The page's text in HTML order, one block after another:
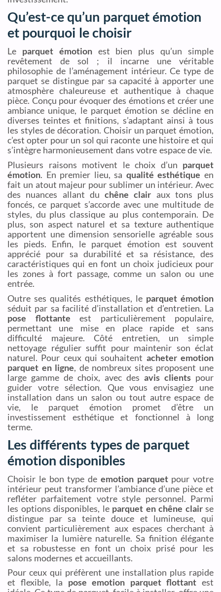
Qu’est-ce qu’un parquet émotion
et pourquoi le choisir
Le parquet émotionest bien plus qu’un simple
revêtement de sol ; il incarne une véritable
philosophie de l’aménagement intérieur. Ce type de
parquet se distingue par sa capacité à apporter une
atmosphère chaleureuse et authentique à chaque
pièce. Conçu pour évoquer des émotions et créer une
ambiance unique, le parquet émotion se décline en
diverses teintes et finitions, s’adaptant ainsi à tous
les styles de décoration. Choisir un parquet émotion,
c’est opter pour un sol qui raconte une histoire et qui
s’intègre harmonieusement dans votre espace de vie.
Plusieurs raisons motivent le choix d’un parquet
émotion. En premier lieu, sa qualité esthétique en
fait un atout majeur pour sublimer un intérieur. Avec
des nuances allant du chêne clair aux tons plus
foncés, ce parquet s’accorde avec une multitude de
styles, du plus classique au plus contemporain. De
plus, son aspect naturel et sa texture authentique
apportent une dimension sensorielle agréable sous
les pieds. Enfin, le parquet émotion est souvent
apprécié pour sa durabilité et sa résistance, des
caractéristiques qui en font un choix judicieux pour
les zones à fort passage, comme un salon ou une
entrée.
Outre ses qualités esthétiques, le parquet émotion
séduit par sa facilité d’installation et d’entretien. La
pose flottante est particulièrement populaire,
permettant une mise en place rapide et sans
difficulté majeure. Côté entretien, un simple
nettoyage régulier suffit pour maintenir son éclat
naturel. Pour ceux qui souhaitent acheter emotion
parquet en ligne, de nombreux sites proposent une
large gamme de choix, avec des avis clients pour
guider votre sélection. Que vous envisagiez une
installation dans un salon ou tout autre espace de
vie, le parquet émotion promet d’être un
investissement esthétique et fonctionnel à long
terme.
Les différents types de parquet
émotion disponibles
Choisir le bon type de emotion parquetpour votre
intérieur peut transformer l’ambiance d’une pièce et
refléter parfaitement votre style personnel. Parmi
les options disponibles, le parquet en chêne clairse
distingue par sa teinte douce et lumineuse, qui
convient particulièrement aux espaces cherchant à
maximiser la lumière naturelle. Sa finition élégante
et sa robustesse en font un choix prisé pour les
salons modernes et accueillants.
Pour ceux qui préfèrent une installation plus rapide
et flexible, la pose emotion parquet flottant est